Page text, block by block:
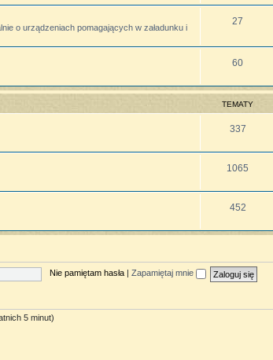
o urządzeniach pomagających w załadunku i
27
60
TEMATY
337
1065
452
Nie pamiętam hasła Zapamiętaj mnie
5 minut)